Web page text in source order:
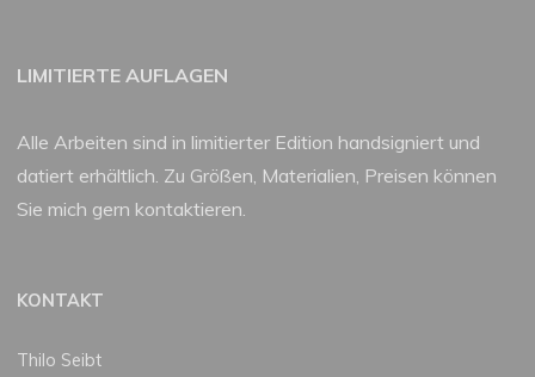
LIMITIERTE AUFLAGEN
Alle Arbeiten sind in limitierter Edition handsigniert und
datiert erhältlich. Zu Größen, Materialien, Preisen können
Sie mich gern kontaktieren.
KONTAKT
Thilo Seibt